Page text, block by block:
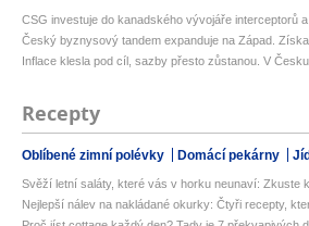
CSG investuje do kanadského vývojáře interceptorů
Český byznysový tandem expanduje na Západ.
Inflace klesla pod cíl, sazby přesto zůstanou. V Česku
Recepty
Oblíbené zimní polévky Domácí pekárny
Svěží letní saláty, které vás v horku neunaví: Zkuste k
Nejlepší nálev na nakládané okurky: Čtyři recepty,